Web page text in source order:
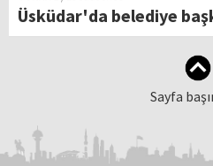
Üsküdar'da belediye
Sayfa